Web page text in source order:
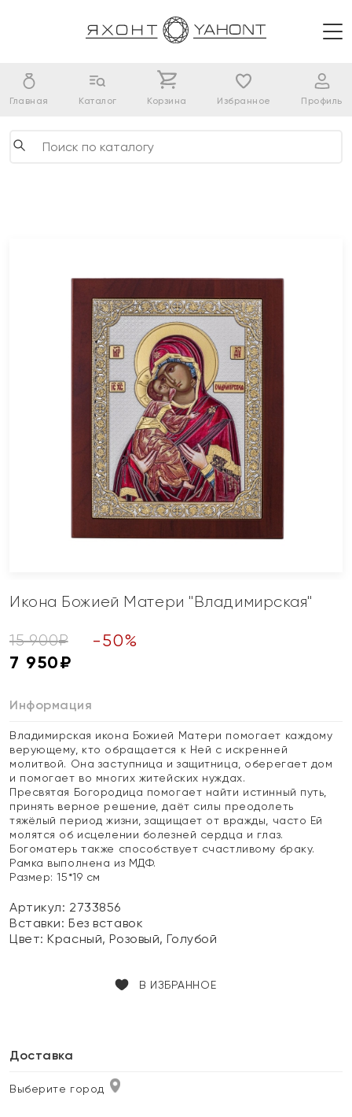
Главная Каталог Корзина Избранное Профиль
Икона Божией Матери "Владимирская"
15 900₽ -50%
7 950₽
Информация
Владимирская икона Божией Матери помогает каждому
верующему, кто обращается к Ней с искренней
молитвой. Она заступница и защитница, оберегает дом
и помогает во многих житейских нуждах.
Пресвятая Богородица помогает найти истинный путь,
принять верное решение, даёт силы преодолеть
тяжёлый период жизни, защищает от вражды, часто Ей
молятся об исцелении болезней сердца и глаз.
Богоматерь также способствует счастливому браку.
Рамка выполнена из МДФ.
Размер: 15*19 см
Артикул: 2733856
Вставки:Без вставок
Цвет:Красный, Розовый, Голубой
В ИЗБРАННОЕ
Доставка
Выберите город